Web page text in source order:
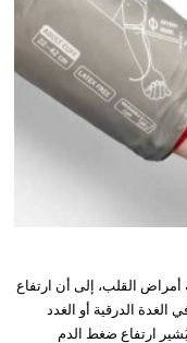
أمراض القلب، إلى أن ارتفاع
الدرقية أو الغدد
يُشير ارتفاع ضغط الدم